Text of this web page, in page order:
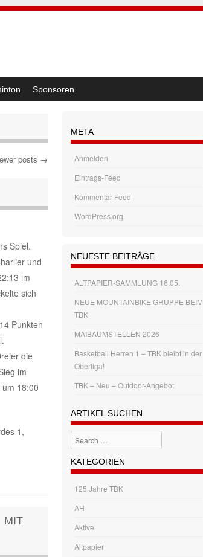
Sponsoren
posts →
Spiel.
und
im
sich
Punkten
die
im
18:00
1,
MIT
META
Anmelden
Eintrags-Feed
Kommentar-Feed
WordPress.org
NEUESTE BEITRÄGE
ALTPAPIER-SAMMLUNG 16.05.
NEUE MOUNTAINBIKE GRUPPE BEIM
TBK
MAIBAUMSTELLEN 2026
Basketball Herren 1 – TBK bleibt in der
Oberliga!
TBK – Neu – Outdoor-Angebot
ARTIKEL SUCHEN
Search
KATEGORIEN
125 Jahre TBK
AH
Aktive
Altpapier